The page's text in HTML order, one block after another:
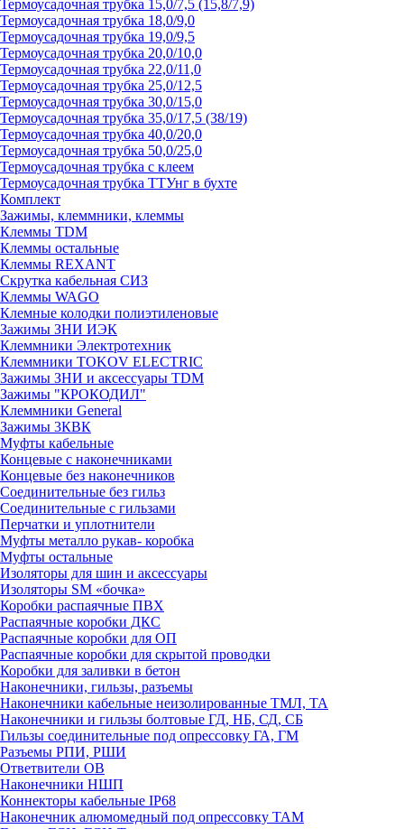
Термоусадочная трубка 15,0/7,5 (15,8/7,9)
Термоусадочная трубка 18,0/9,0
Термоусадочная трубка 19,0/9,5
Термоусадочная трубка 20,0/10,0
Термоусадочная трубка 22,0/11,0
Термоусадочная трубка 25,0/12,5
Термоусадочная трубка 30,0/15,0
Термоусадочная трубка 35,0/17,5 (38/19)
Термоусадочная трубка 40,0/20,0
Термоусадочная трубка 50,0/25,0
Термоусадочная трубка с клеем
Термоусадочная трубка ТТУнг в бухте
Комплект
Зажимы, клеммники, клеммы
Клеммы TDM
Клеммы остальные
Клеммы REXANT
Скрутка кабельная СИЗ
Клеммы WAGO
Клемные колодки полиэтиленовые
Зажимы ЗНИ ИЭК
Клеммники Электротехник
Клеммники TOKOV ELECTRIC
Зажимы ЗНИ и аксессуары TDM
Зажимы "КРОКОДИЛ"
Клеммники General
Зажимы 3КВК
Муфты кабельные
Концевые с наконечниками
Концевые без наконечников
Соединительные без гильз
Соединительные с гильзами
Перчатки и уплотнители
Муфты металло рукав- коробка
Муфты остальные
Изоляторы для шин и аксессуары
Изоляторы SM «бочка»
Коробки распаячные ПВХ
Распаячные коробки ДКС
Распаячные коробки для ОП
Распаячные коробки для скрытой проводки
Коробки для заливки в бетон
Наконечники, гильзы, разъемы
Наконечники кабельные неизолированные ТМЛ, ТА
Наконечники и гильзы болтовые ГД, НБ, СД, СБ
Гильзы соединительные под опрессовку ГА, ГМ
Разъемы РПИ, РШИ
Ответвители ОВ
Наконечники НШП
Коннекторы кабельные IP68
Наконечник алюмомедный под опрессовку ТАМ